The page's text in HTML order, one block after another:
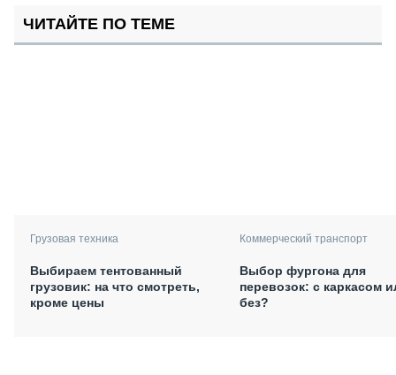
ЧИТАЙТЕ ПО ТЕМЕ
Грузовая техника
Выбираем тентованный
грузовик: на что смотреть,
кроме цены
Коммерческий транспорт
Выбор фургона для
перевозок: с каркасом
без?